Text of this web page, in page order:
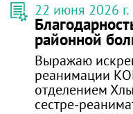
22 июня 2026 г.
районной
Выражаю
реанимации
отделением
сестре-